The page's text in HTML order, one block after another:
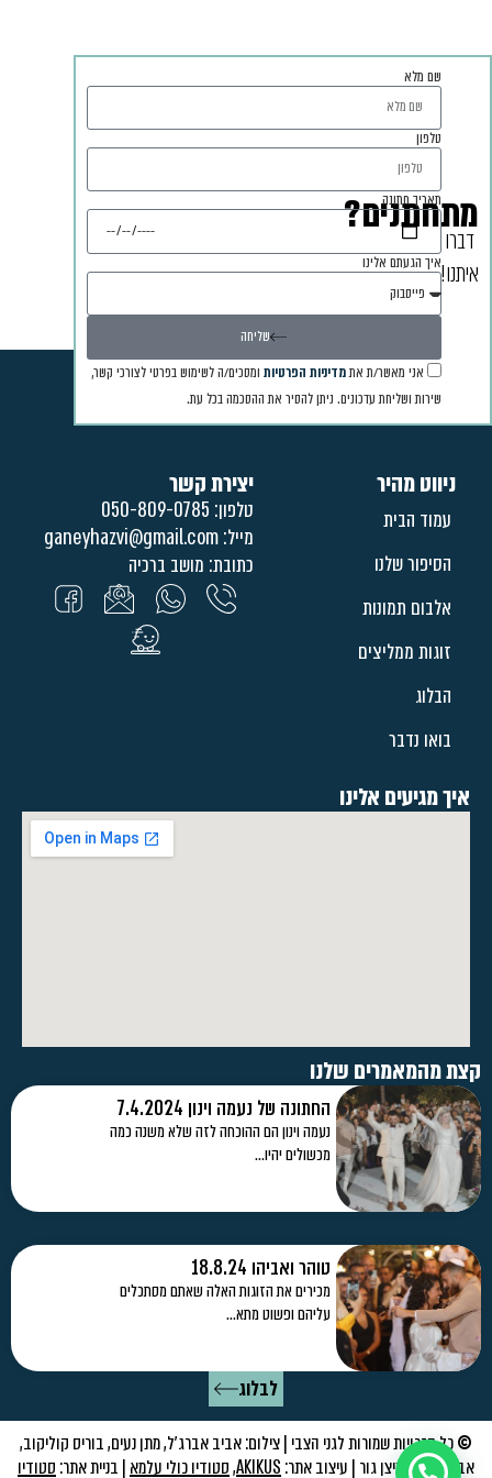
מתחתנים?
דברו
איתנו!
שם מלא
טלפון
תאריך חתונה
איך הגעתם אלינו
אני מאשר/ת אתמדיניות הפרטיות ומסכים/ה לשימוש בפרטי לצורכי קשר,
שירות ושליחת עדכונים. ניתן להסיר את ההסכמה בכל עת.
שליחה
ניווט מהיר
עמוד הבית
הסיפור שלנו
אלבום תמונות
זוגות ממליצים
הבלוג
בואו נדבר
יצירת קשר
טלפון: 050-809-0785
מייל:ganeyhazvi@gmail.com
כתובת: מושב ברכיה
איך מגיעים אלינו
קצת מהמאמרים שלנו
החתונה של נעמה וינון 7.4.2024
נעמה וינון הם ההוכחה לזה שלא משנה כמה
מכשולים יהיו…
טוהר ואביהו 18.8.24
מכירים את הזוגות האלה שאתם מסתכלים
עליהם ופשוט מתא…
לבלוג
©כל הזכויות שמורות לגני הצבי | צילום: אביב אברג׳ל, מתן נעים, בוריס קוליקוב,
אביב שויקה, ניצן גור | עיצוב אתר: AKIKUS
,סטודיו כולי עלמא | בניית אתר: סטודיו